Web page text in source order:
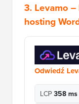
3. Levamo–
hosting
Odwiedź
LCP 358 ms